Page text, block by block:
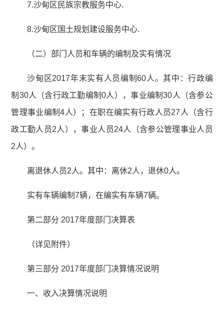
7.沙甸区民族宗教服务中心.
8.沙甸区国土规划建设服务中心.
（二）部门人员和车辆的编制及实有情况
沙甸区2017年末实有人员编制60人。其中：行政编
制30人（含行政工勤编制0人），事业编制30人（含参公
管理事业编制4人）；在职在编实有行政人员27人（含行
政工勤人员2人），事业人员24人（含参公管理事业人员
2人）。
离退休人员2人。其中：离休2人，退休0人。
实有车辆编制7辆，在编实有车辆7辆。
第二部分 2017年度部门决算表
（详见附件）
第三部分 2017年度部门决算情况说明
一、收入决算情况说明